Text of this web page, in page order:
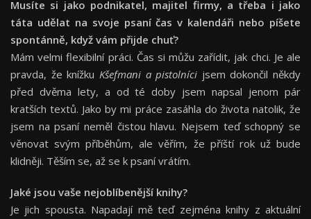
Musíte si jako podnikatel, majitel firmy, a třeba i jako
táta udělat na svoje psaní čas v kalendáři nebo píšete
spontánně, když vám přijde chuť?
Mám velmi flexibilní práci. Čas si můžu zařídit, jak chci. Je ale
pravda, že knížku Kšefmani a pistolníci jsem dokončil někdy
před dvěma lety, a od té doby jsem napsal jenom pár
kratších textů. Jako by mi práce zasáhla do života natolik, že
jsem na psaní neměl čistou hlavu. Nejsem teď schopný se
věnovat svým příběhům, ale věřím, že příští rok už bude
klidněji. Těším se, až se k psaní vrátím.
Jaké jsou vaše nejoblíbenější knihy?
Je jich spousta. Napadají mě teď zejména knihy z aktuální